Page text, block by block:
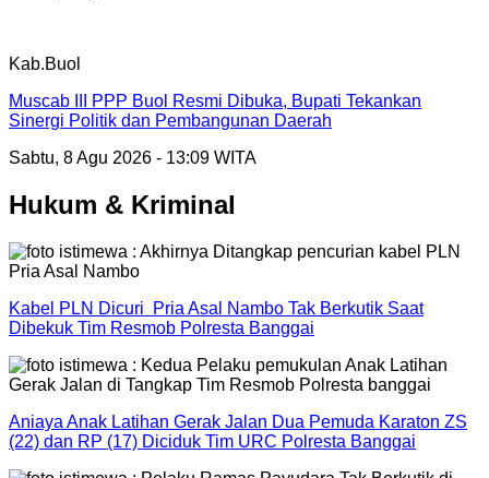
Kab.Buol
Muscab III PPP Buol Resmi Dibuka, Bupati Tekankan
Sinergi Politik dan Pembangunan Daerah
Sabtu, 8 Agu 2026 - 13:09 WITA
Hukum & Kriminal
Kabel PLN Dicuri Pria Asal Nambo Tak Berkutik Saat
Dibekuk Tim Resmob Polresta Banggai
Aniaya Anak Latihan Gerak Jalan Dua Pemuda Karaton ZS
(22) dan RP (17) Diciduk Tim URC Polresta Banggai